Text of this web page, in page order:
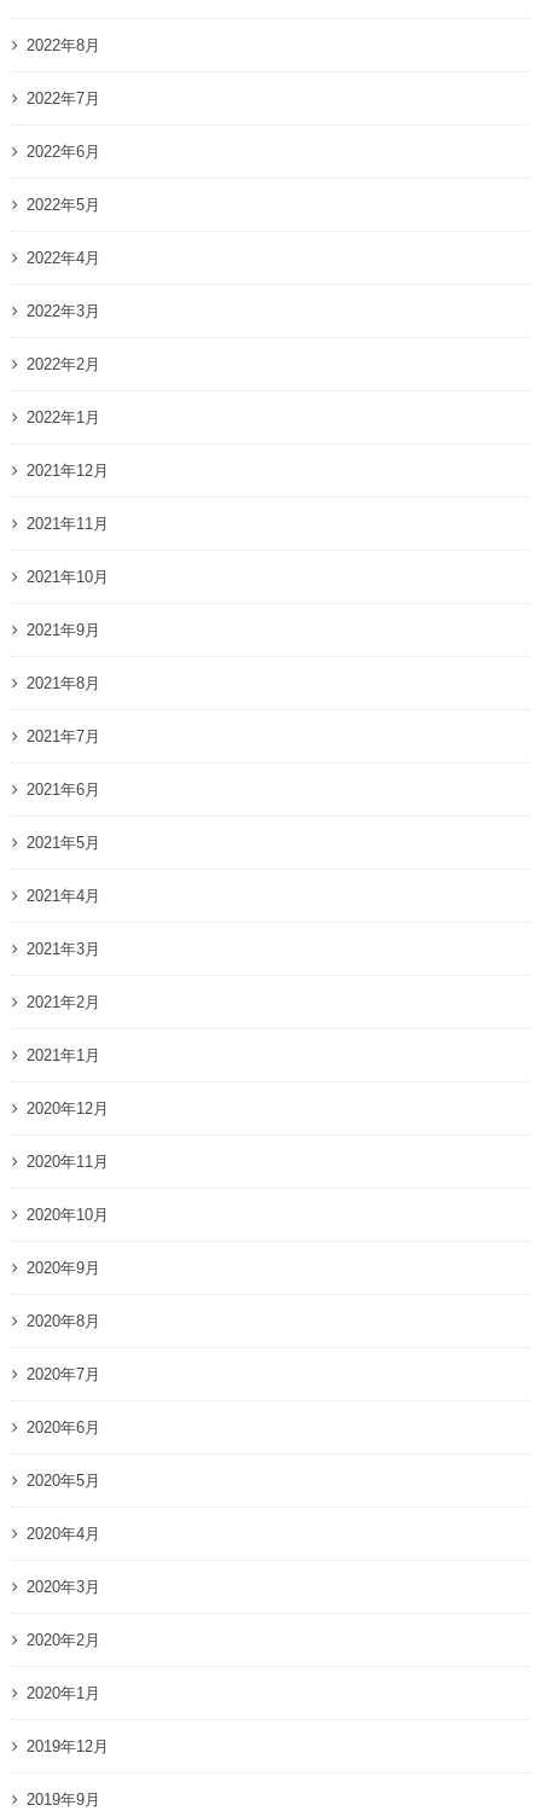
2022年8月
2022年7月
2022年6月
2022年5月
2022年4月
2022年3月
2022年2月
2022年1月
2021年12月
2021年11月
2021年10月
2021年9月
2021年8月
2021年7月
2021年6月
2021年5月
2021年4月
2021年3月
2021年2月
2021年1月
2020年12月
2020年11月
2020年10月
2020年9月
2020年8月
2020年7月
2020年6月
2020年5月
2020年4月
2020年3月
2020年2月
2020年1月
2019年12月
2019年9月